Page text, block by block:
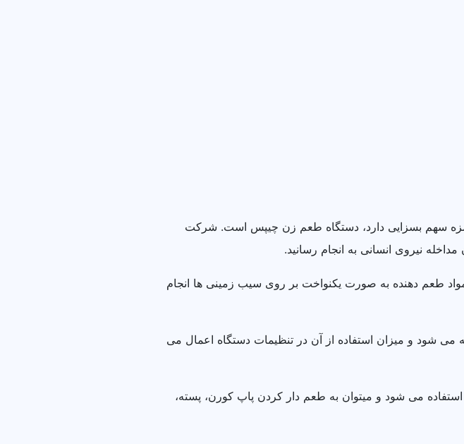
سهم بسزایی دارد، دستگاه طعم زن چیپس است. شرکت
نیروی انسانی به انجام رسانید.
طعم دهنده به صورت یکنواخت بر روی سیب زمینی ها انجام
شود و میزان استفاده از آن در تنظیمات دستگاه اعمال می
می شود و میتوان به طعم دار کردن پاپ کورن، پسته،